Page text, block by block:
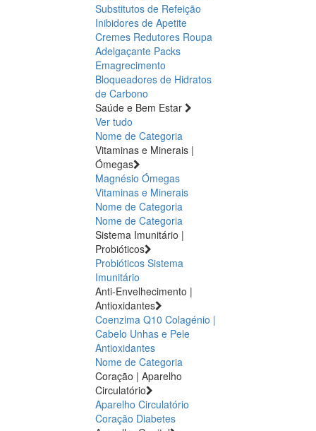
Substitutos de Refeição
Inibidores de Apetite
Cremes Redutores Roupa
Adelgaçante Packs
Emagrecimento
Bloqueadores de Hidratos
de Carbono
Saúde e Bem Estar
Ver tudo
Nome de Categoria
Vitaminas e Minerais |
Ómegas
Magnésio Ómegas
Vitaminas e Minerais
Nome de Categoria
Nome de Categoria
Sistema Imunitário |
Probióticos
Probióticos Sistema
Imunitário
Anti-Envelhecimento |
Antioxidantes
Coenzima Q10 Colagénio |
Cabelo Unhas e Pele
Antioxidantes
Nome de Categoria
Coração | Aparelho
Circulatório
Aparelho Circulatório
Coração Diabetes